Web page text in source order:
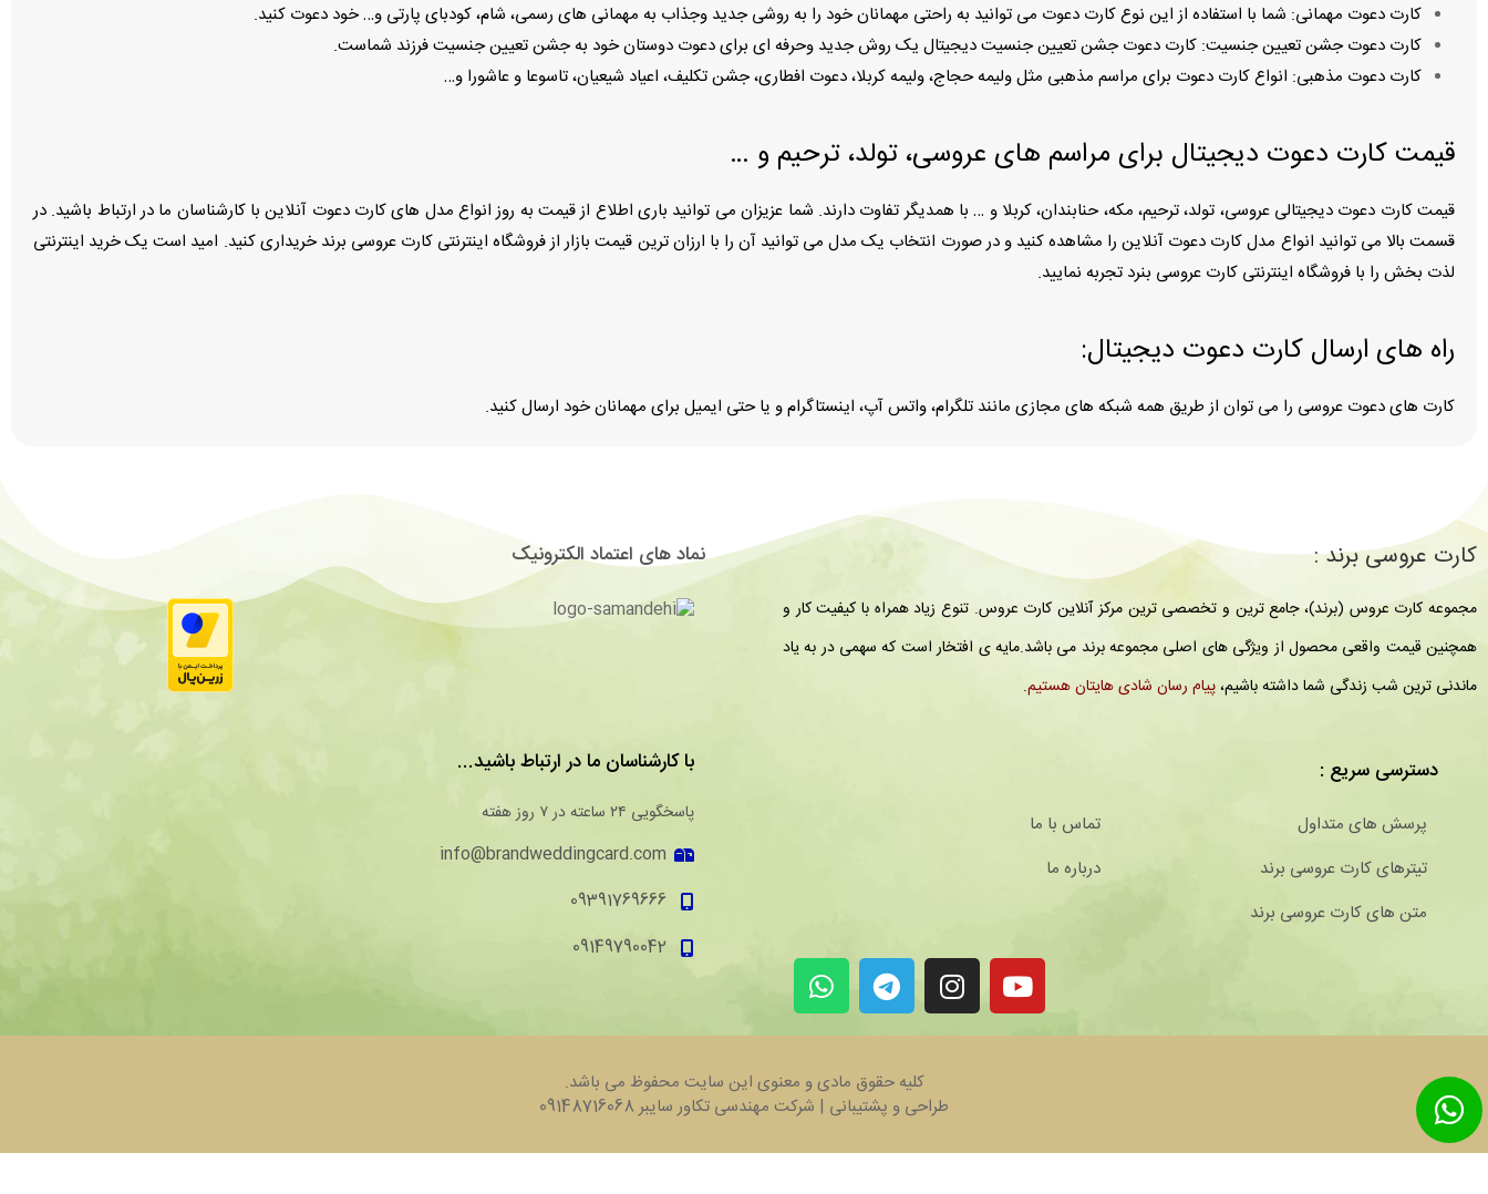
كارت دعوت مهمانى: شما با استفاده از این نوع كارت دعوت می توانید به راحتى مهمانان خود را به روشى جديد وجذاب به مهمانى هاى رسمى، شام، كودباى پارتى و… خود دعوت كنيد.
كارت دعوت جشن تعيين جنسيت: كارت دعوت جشن تعيين جنسيت ديجيتال يک روش جديد وحرفه اى براى دعوت دوستان خود به جشن تعيين جنسيت فرزند شماست.
كارت دعوت مذهبى: انواع كارت دعوت براى مراسم مذهبى مثل وليمه حجاج، وليمه كربلا، دعوت افطارى، جشن تكليف، اعياد شيعيان، تاسوعا و عاشورا و…
قیمت کارت دعوت دیجیتال برای مراسم های عروسی، تولد، ترحیم و …
قیمت کارت دعوت دیجیتالی عروسی، تولد، ترحیم، مکه، حنابندان، کربلا و … با همدیگر تفاوت دارند. شما عزیزان می توانید باری اطلاع از قیمت به روز انواع مدل های کارت دعوت آنلاین با کارشناسان ما در ارتباط باشید. در
قسمت بالا می توانید انواع مدل کارت دعوت آنلاین را مشاهده کنید و در صورت انتخاب یک مدل می توانید آن را با ارزان ترین قیمت بازار از فروشگاه اینترنتی کارت عروسی برند خریداری کنید. امید است یک خرید اینترنتی
لذت بخش را با فروشگاه اینترنتی کارت عروسی بنرد تجربه نمایید.
راه هاى ارسال كارت دعوت ديجيتال:
کارت های دعوت عروسی را می توان از طریق همه شبکه های مجازی مانند تلگرام، واتس آپ، اينستاگرام و یا حتی ایمیل براى مهمانان خود ارسال كنيد.
کارت عروسی برند :
مجموعه کارت عروس (برند)، جامع ترین و تخصصی ترین مرکز آنلاین کارت عروس. تنوع زیاد همراه با کیفیت کار و
همچنین قیمت واقعی محصول از ویژگی های اصلی مجموعه برند می باشد.مایه ی افتخار است که سهمی در به یاد
ماندنی ترین شب زندگی شما داشته باشیم،پیام رسان شادی هایتان هستیم.
دسترسی سریع :
پرسش های متداول
تیترهای کارت عروسی برند
متن های کارت عروسی برند
تماس با ما
درباره ما
نماد های اعتماد الکترونیک
با کارشناسان ما در ارتباط باشید...
پاسخگویی ۲۴ ساعته در ۷ روز هفته
info@brandweddingcard.com
09391769666
09149790042
کلیه حقوق مادی و معنوی این سایت محفوظ می باشد.
طراحی و پشتیبانی | شرکت مهندسی تکاور سایبر 09148716068